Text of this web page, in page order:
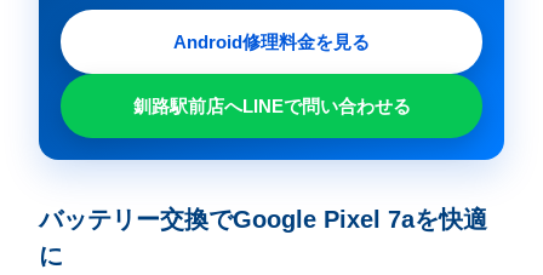
Android修理料金を見る
釧路駅前店へLINEで問い合わせる
バッテリー交換でGoogle Pixel 7aを快適
に